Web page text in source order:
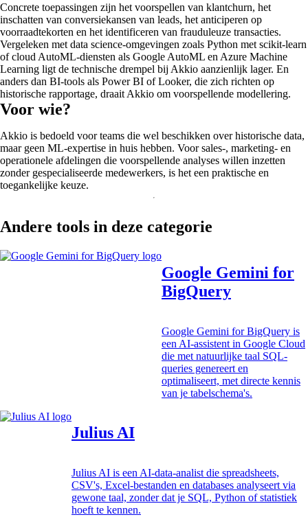
Concrete toepassingen zijn het voorspellen van klantchurn, het
inschatten van conversiekansen van leads, het anticiperen op
voorraadtekorten en het identificeren van frauduleuze transacties.
Vergeleken met data science-omgevingen zoals Python met scikit-learn
of cloud AutoML-diensten als Google AutoML en Azure Machine
Learning ligt de technische drempel bij Akkio aanzienlijk lager. En
anders dan BI-tools als Power BI of Looker, die zich richten op
historische rapportage, draait Akkio om voorspellende modellering.
Voor wie?
Akkio is bedoeld voor teams die wel beschikken over historische data,
maar geen ML-expertise in huis hebben. Voor sales-, marketing- en
operationele afdelingen die voorspellende analyses willen inzetten
zonder gespecialiseerde medewerkers, is het een praktische en
toegankelijke keuze.
Andere tools in deze categorie
Google Gemini for
BigQuery
Google Gemini for BigQuery is
een AI-assistent in Google Cloud
die met natuurlijke taal SQL-
queries genereert en
optimaliseert, met directe kennis
van je tabelschema's.
Julius AI
Julius AI is een AI-data-analist die spreadsheets,
CSV's, Excel-bestanden en databases analyseert via
gewone taal, zonder dat je SQL, Python of statistiek
hoeft te kennen.